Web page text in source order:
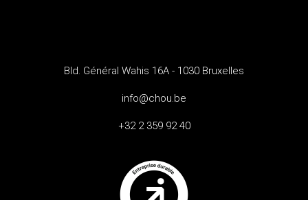
Bld. Général Wahis 16A - 1030 Bruxelles
info@chou.be
+32 2 359 92 40